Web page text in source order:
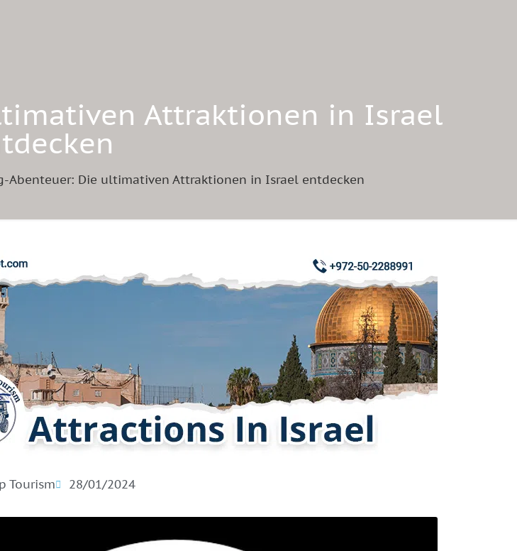
Attraktionen in Israel
Abenteuer: Die ultimativen Attraktionen in Israel entdecken
Tourism 28/01/2024